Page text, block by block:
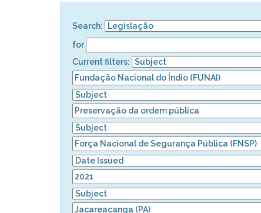
Search:
for
Current filters: